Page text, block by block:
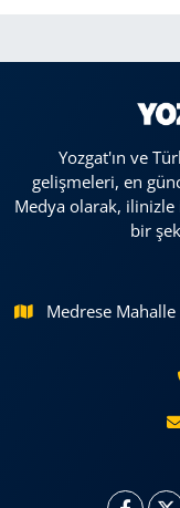
Yozgat'ın ve
gelişmeleri, en
Medya olarak, ilinizle
bir
Medrese